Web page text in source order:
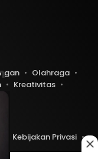
Olahraga
Kreativitas
Kebijakan Privasi